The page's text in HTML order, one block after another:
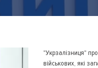
"Укрзалізниця"
військових, які